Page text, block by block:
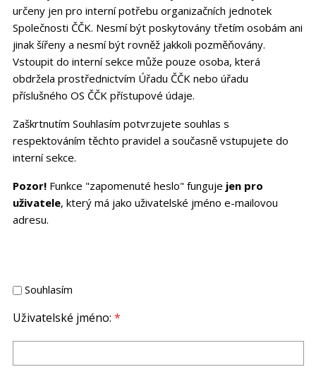
určeny jen pro interní potřebu organizačních jednotek
Společnosti ČČK. Nesmí být poskytovány třetím osobám ani
jinak šířeny a nesmí být rovněž jakkoli pozměňovány.
Vstoupit do interní sekce může pouze osoba, která
obdržela prostřednictvím Úřadu ČČK nebo úřadu
příslušného OS ČČK přístupové údaje.
Zaškrtnutím Souhlasím potvrzujete souhlas s
respektováním těchto pravidel a současně vstupujete do
interní sekce.
Pozor!Funkce "zapomenuté heslo" funguje jen pro
uživatele, který má jako uživatelské jméno e-mailovou
adresu.
Souhlasím
Uživatelské jméno: *